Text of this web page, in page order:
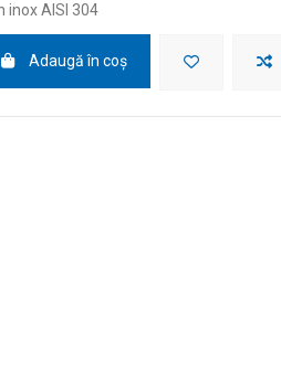
inox AISI 304
Adaugă în coș